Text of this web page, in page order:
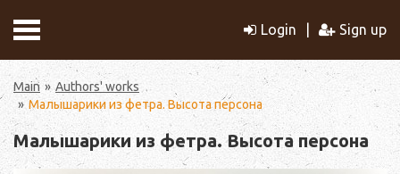
Login Sign up
Main
Authors' works
Малышарики из фетра. Высота персона
Малышарики из фетра. Высота персона